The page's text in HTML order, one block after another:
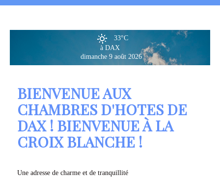
33°C
à DAX
dimanche 9 août 2026
BIENVENUE AUX
CHAMBRES D'HOTES DE
DAX ! BIENVENUE À LA
CROIX BLANCHE !
Une adresse de charme et de tranquillité